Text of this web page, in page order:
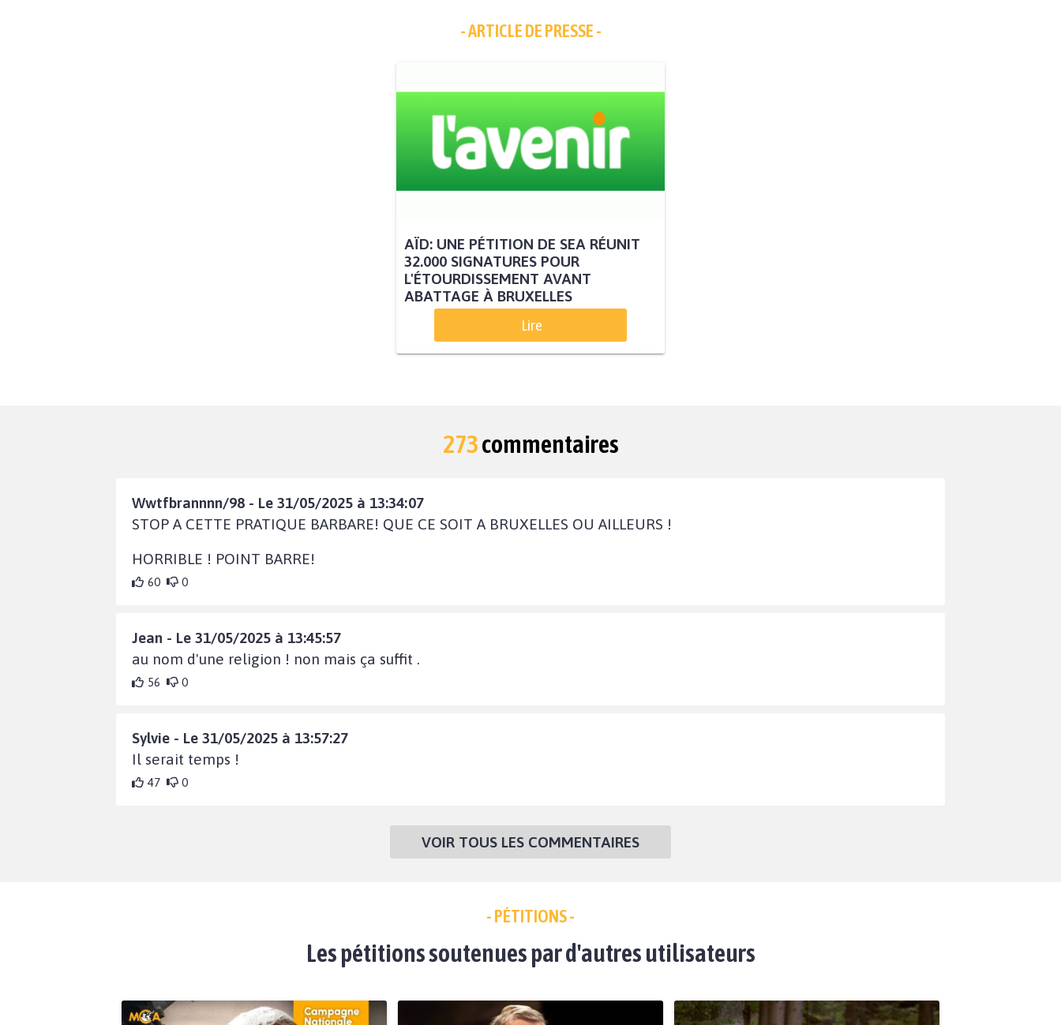
- ARTICLE DE PRESSE -
AÏD: UNE PÉTITION DE SEA RÉUNIT
32.000 SIGNATURES POUR
L'ÉTOURDISSEMENT AVANT
ABATTAGE À BRUXELLES
Lire
273commentaires
Wwtfbrannnn/98 - Le 31/05/2025 à 13:34:07
STOP A CETTE PRATIQUE BARBARE! QUE CE SOIT A BRUXELLES OU AILLEURS !
HORRIBLE ! POINT BARRE!
60 0
Jean - Le 31/05/2025 à 13:45:57
au nom d'une religion ! non mais ça suffit .
56 0
Sylvie - Le 31/05/2025 à 13:57:27
Il serait temps !
47 0
VOIR TOUS LES COMMENTAIRES
- PÉTITIONS -
Les pétitions soutenues par d'autres utilisateurs